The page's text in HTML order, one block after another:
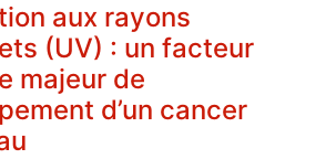
aux rayons
(UV) : un facteur
majeur de
d’un cancer